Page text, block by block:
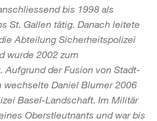
bis 1998 als
St. Gallen tätig. Danach leitete
Abteilung Sicherheitspolizei
wurde 2002 zum
Aufgrund der Fusion von Stadt-
wechselte Daniel Blumer 2006
Basel-Landschaft. Im Militär
Oberstleutnants und war bis